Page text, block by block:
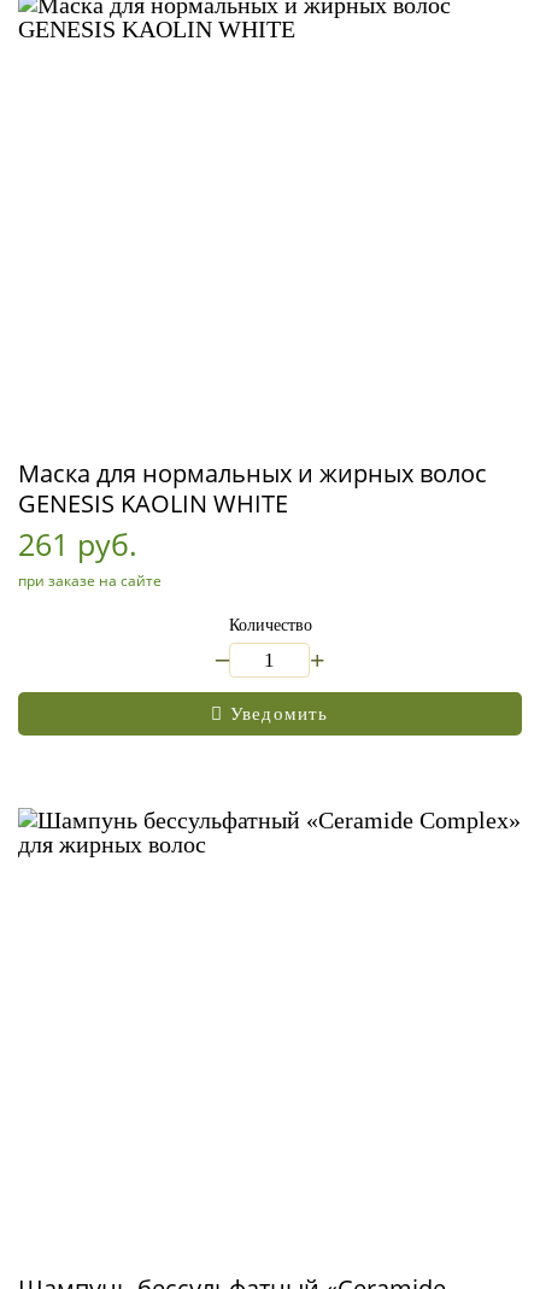
Маска для нормальных и жирных волос
GENESIS KAOLIN WHITE
261 руб.
при заказе на сайте
Количество
+
Уведомить